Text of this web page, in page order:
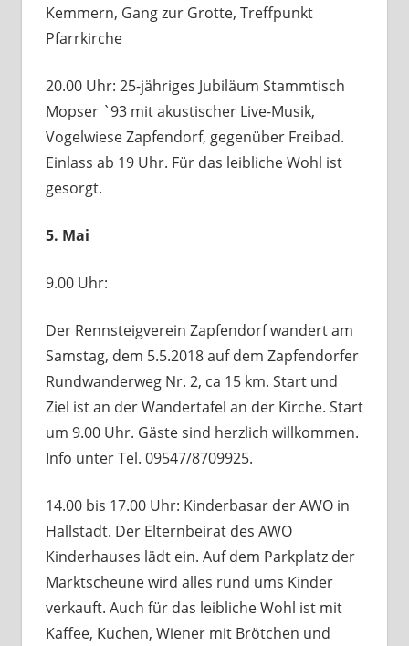
Kemmern, Gang zur Grotte, Treffpunkt
Pfarrkirche
20.00 Uhr: 25-jähriges Jubiläum Stammtisch
Mopser `93 mit akustischer Live-Musik,
Vogelwiese Zapfendorf, gegenüber Freibad.
Einlass ab 19 Uhr. Für das leibliche Wohl ist
gesorgt.
5. Mai
9.00 Uhr:
Der Rennsteigverein Zapfendorf wandert am
Samstag, dem 5.5.2018 auf dem Zapfendorfer
Rundwanderweg Nr. 2, ca 15 km. Start und
Ziel ist an der Wandertafel an der Kirche. Start
um 9.00 Uhr. Gäste sind herzlich willkommen.
Info unter Tel. 09547/8709925.
14.00 bis 17.00 Uhr: Kinderbasar der AWO in
Hallstadt. Der Elternbeirat des AWO
Kinderhauses lädt ein. Auf dem Parkplatz der
Marktscheune wird alles rund ums Kinder
verkauft. Auch für das leibliche Wohl ist mit
Kaffee, Kuchen, Wiener mit Brötchen und